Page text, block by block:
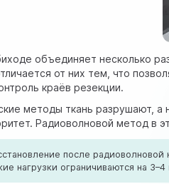
объединяет несколько
от них тем, что
краёв резекции.
методы ткань разрушают,
Радиоволновой метод в
после
нагрузки ограничиваются на